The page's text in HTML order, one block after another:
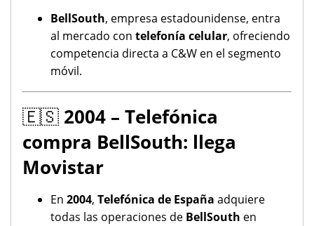
BellSouth, empresa estadounidense, entra
al mercado con telefonía celular, ofreciendo
competencia directa a C&W en el segmento
móvil.
🇪🇸 2004 – Telefónica
compra BellSouth: llega
Movistar
En 2004, Telefónica de España adquiere
todas las operaciones de BellSouth en